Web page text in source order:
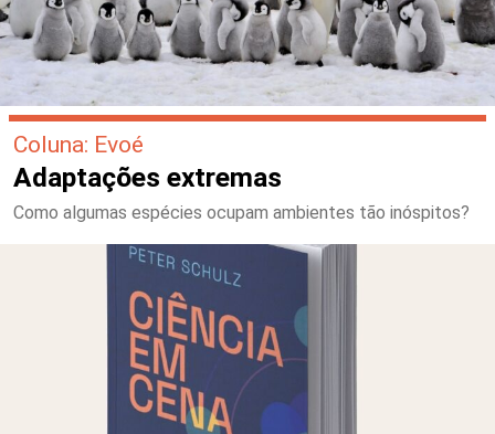
Coluna: Evoé
Adaptações extremas
Como algumas espécies ocupam ambientes tão inóspitos?